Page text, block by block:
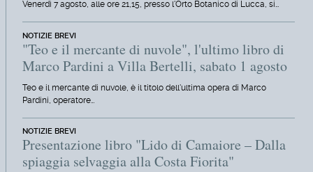
Venerdì 7 agosto, alle ore 21,15, presso l'Orto Botanico di Lucca, si…
NOTIZIE BREVI
"Teo e il mercante di nuvole", l'ultimo libro di
Marco Pardini a Villa Bertelli, sabato 1 agosto
Teo e il mercante di nuvole, è il titolo dell'ultima opera di Marco
Pardini, operatore…
NOTIZIE BREVI
Presentazione libro "Lido di Camaiore – Dalla
spiaggia selvaggia alla Costa Fiorita"